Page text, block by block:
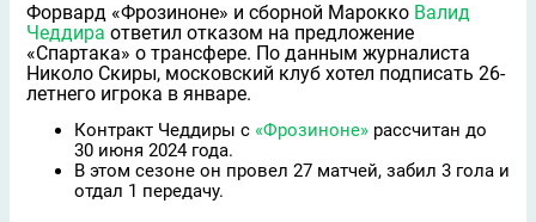
Форвард «Фрозиноне» и сборной Марокко Валид
Чеддира ответил отказом на предложение
«Спартака» о трансфере. По данным журналиста
Николо Скиры, московский клуб хотел подписать 26-
летнего игрока в январе.
Контракт Чеддиры с «Фрозиноне» рассчитан до
30 июня 2024 года.
В этом сезоне он провел 27 матчей, забил 3 гола и
отдал 1 передачу.